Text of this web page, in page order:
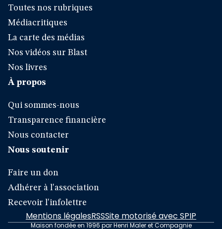
Toutes nos rubriques
Médiacritiques
La carte des médias
Nos vidéos sur Blast
Nos livres
À propos
Qui sommes-nous
Transparence financière
Nous contacter
Nous soutenir
Faire un don
Adhérer à l'association
Recevoir l'infolettre
Mentions légalesRSSSite motorisé avec SPIP
Maison fondée en 1996 par Henri Maler et Compagnie